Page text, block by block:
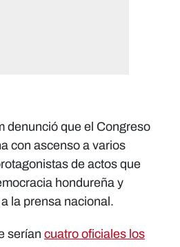
denunció que el Congreso
con ascenso a varios
de actos que
hondureña y
la prensa nacional.
serían cuatro oficiales los